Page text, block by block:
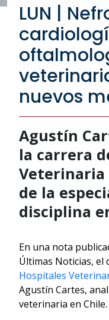
LUN |
nuevos
Agustín
la carrera
Veterinaria
de la
disciplina
En una nota
Últimas Noticias, el
Hospitales
Agustín Cartes,
veterinaria en Chile.